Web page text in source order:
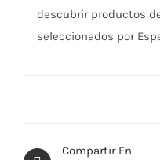
descubrir productos
seleccionados por
Compartir En